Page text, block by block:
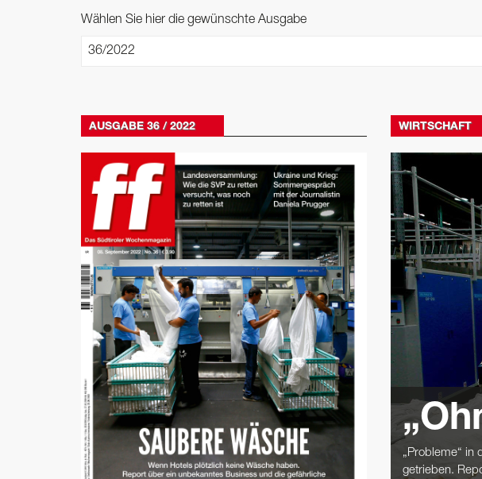
Wählen Sie hier die gewünschte Ausgabe
AUSGABE 36 / 2022 WIRTSCHAFT
„Probleme“ in
getrieben.